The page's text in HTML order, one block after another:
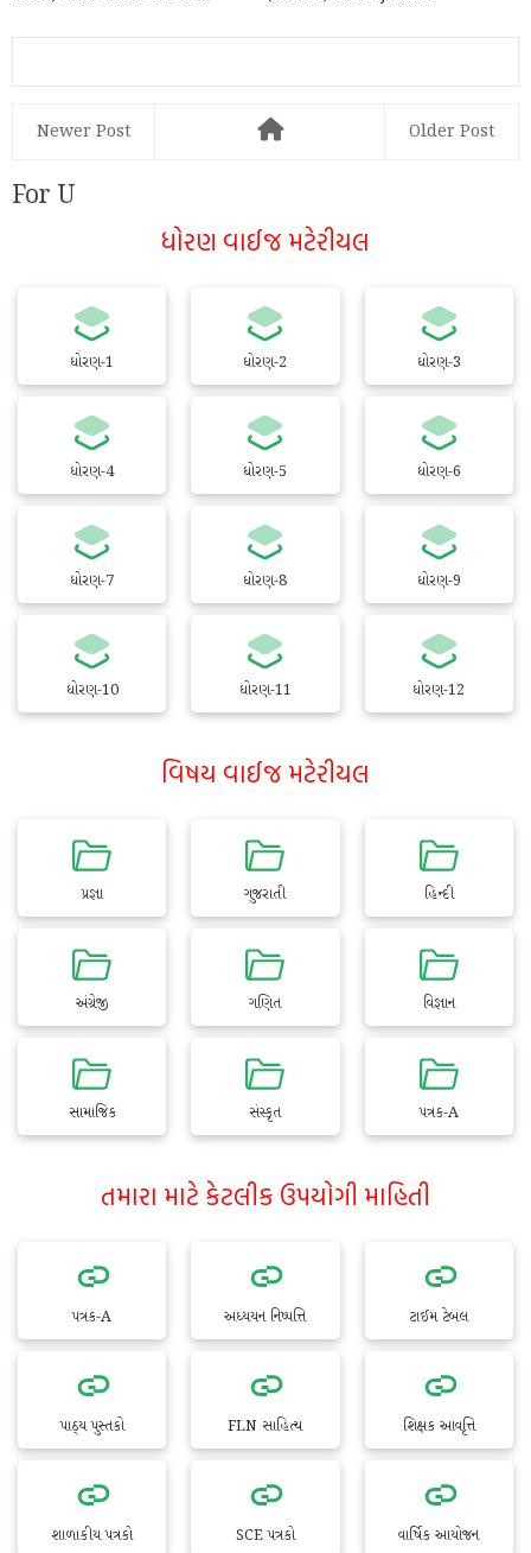
Newer Post Older Post
For U
ધોરણ વાઈજ મટેરીયલ
ધોરણ-1 ધોરણ-2 ધોરણ-3
ધોરણ-4 ધોરણ-5 ધોરણ-6
ધોરણ-7 ધોરણ-8 ધોરણ-9
ધોરણ-10 ધોરણ-11 ધોરણ-12
વિષય વાઈજ મટેરીયલ
પ્રજ્ઞા ગુજરાતી હિન્દી
અંગ્રેજી ગણિત વિજ્ઞાન
સામાજિક સંસ્કૃત પત્રક-A
તમારા માટે કેટલીક ઉપયોગી માહિતી
પત્રક-A અધ્યયન નિષ્પત્તિ ટાઈમ ટેબલ
પાઠ્ય પુસ્તકો FLN સાહિત્ય શિક્ષક આવૃત્તિ
શાળાકીય પત્રકો SCE પત્રકો વાર્ષિક આયોજન